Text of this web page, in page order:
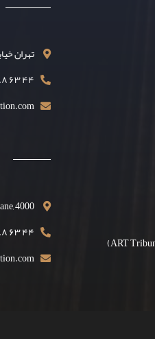
تهران
۴۴ ۶۳ ۸۸ ۸۸ - ۰۲۱
4000
۴۴ ۶۳ ۸۸ ۱۳۰۰